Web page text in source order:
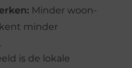
Minder woon-
minder
is de lokale